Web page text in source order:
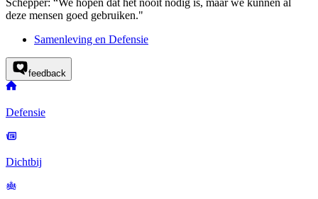
Schepper: “We hopen dat het nooit nodig is, maar we kunnen al
deze mensen goed gebruiken."
Samenleving en Defensie
feedback
Defensie
Dichtbij